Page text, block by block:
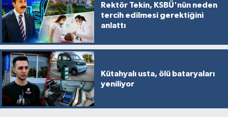
Rektör Tekin, KSBÜ'nün neden
tercih edilmesi gerektiğini
anlattı
Kütahyalı usta, ölü bataryaları
yeniliyor